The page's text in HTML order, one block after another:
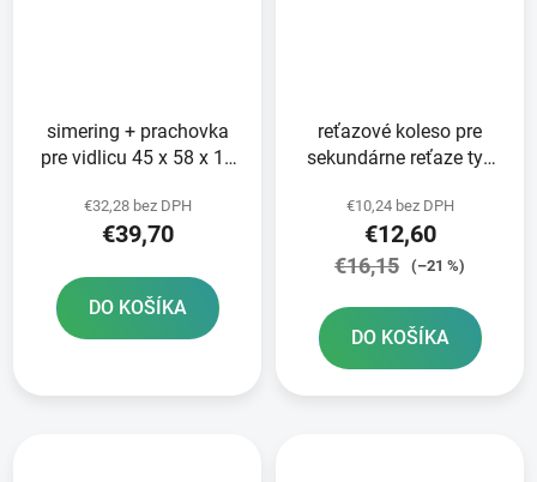
simering + prachovka
pre vidlicu 45 x 58 x 11
SKF
€32,28 bez DPH
€39,70
DO KOŠÍKA
reťazové koleso pre
sekundárne reťaze typ
€10,24 bez DPH
€12,60
€16,15 (–21 %)
DO KOŠÍKA